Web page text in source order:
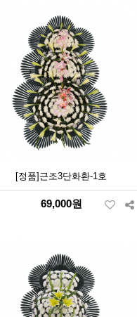
[정품]근조3단화환-1호
69,000원